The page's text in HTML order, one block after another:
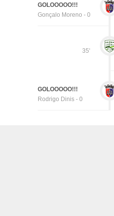
GOLOOOOO!!!
Gonçalo Moreno - 0
35'
GOLOOOOO!!!
Rodrigo Dinis - 0